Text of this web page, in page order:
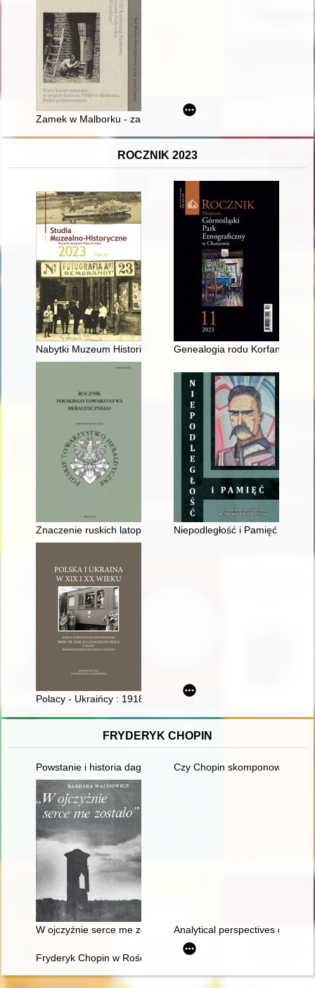
Zamek w Malborku - zabytek w epoce postprawdy
ROCZNIK 2023
Nabytki Muzeum Historii Kielc w 2022 rGenealogia rodu Korfantych z
Znaczenie ruskich latopisów dla badań dziejów
Niepodległość i Pamięć :
Polacy - Ukraińcy : 1918-1944-1989
FRYDERYK CHOPIN
Powstanie i historia dagerotypowych wizerunków Fryderyka
Czy Chopin skomponował
W ojczyźnie serce me zostało". Szlakiem Mickiewicza,
Analytical perspectives on the
Fryderyk Chopin w Rościszewie